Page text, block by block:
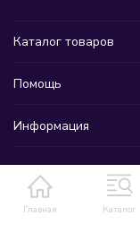
Главная Каталог
Каталог товаров
Помощь
Информация